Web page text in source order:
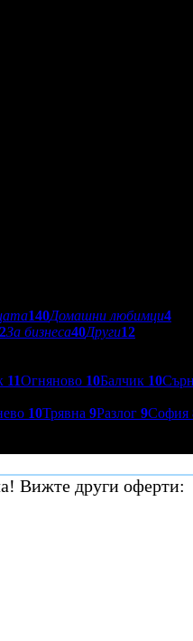
140Домашни любимци4
За бизнеса40Други12
11Огняново 10Балчик 10
10Трявна 9Разлог 9София
Вижте други оферти: